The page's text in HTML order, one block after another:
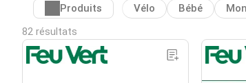
Produits Vélo Bébé
82 résultats